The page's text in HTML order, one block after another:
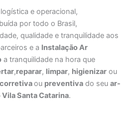
e operacional,
por todo o Brasil,
qualidade e tranquilidade aos
e a Instalação Ar
a tranquilidade na hora que
,reparar, limpar, higienizar ou
corretivaou preventiva do seuar-
Santa Catarina.